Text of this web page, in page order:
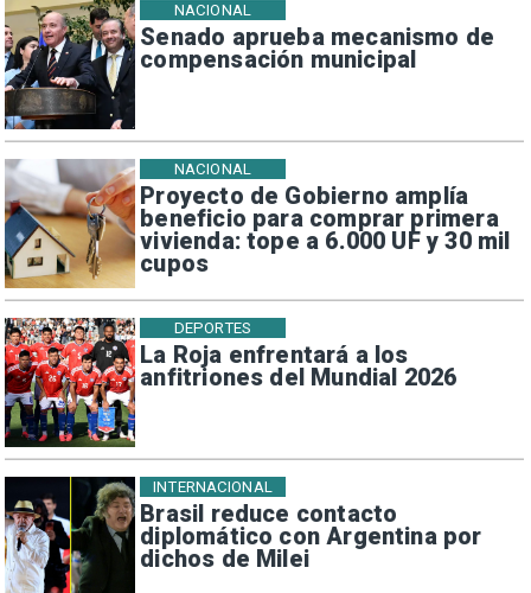
Senado aprueba mecanismo de
compensación municipal
NACIONAL
Proyecto de Gobierno amplía
beneficio para comprar primera
vivienda: tope a 6.000 UF y 30 mil
cupos
NACIONAL
La Roja enfrentará a los
anfitriones del Mundial 2026
DEPORTES
Brasil reduce contacto
diplomático con Argentina por
dichos de Milei
INTERNACIONAL